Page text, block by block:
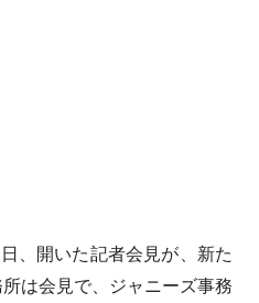
、開いた記者会見が、新た
は会見で、ジャニーズ事務